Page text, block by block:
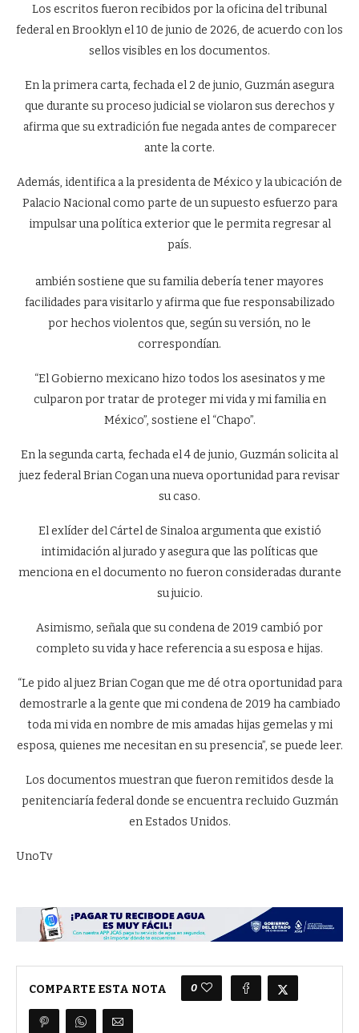
Los escritos fueron recibidos por la oficina del tribunal
federal en Brooklyn el 10 de junio de 2026, de acuerdo con los
sellos visibles en los documentos.
En la primera carta, fechada el 2 de junio, Guzmán asegura
que durante su proceso judicial se violaron sus derechos y
afirma que su extradición fue negada antes de comparecer
ante la corte.
Además, identifica a la presidenta de México y la ubicación de
Palacio Nacional como parte de un supuesto esfuerzo para
impulsar una política exterior que le permita regresar al
país.
ambién sostiene que su familia debería tener mayores
facilidades para visitarlo y afirma que fue responsabilizado
por hechos violentos que, según su versión, no le
correspondían.
“El Gobierno mexicano hizo todos los asesinatos y me
culparon por tratar de proteger mi vida y mi familia en
México”, sostiene el “Chapo”.
En la segunda carta, fechada el 4 de junio, Guzmán solicita al
juez federal Brian Cogan una nueva oportunidad para revisar
su caso.
El exlíder del Cártel de Sinaloa argumenta que existió
intimidación al jurado y asegura que las políticas que
menciona en el documento no fueron consideradas durante
su juicio.
Asimismo, señala que su condena de 2019 cambió por
completo su vida y hace referencia a su esposa e hijas.
“Le pido al juez Brian Cogan que me dé otra oportunidad para
demostrarle a la gente que mi condena de 2019 ha cambiado
toda mi vida en nombre de mis amadas hijas gemelas y mi
esposa, quienes me necesitan en su presencia”, se puede leer.
Los documentos muestran que fueron remitidos desde la
penitenciaría federal donde se encuentra recluido Guzmán
en Estados Unidos.
UnoTv
COMPARTE ESTA NOTA 0